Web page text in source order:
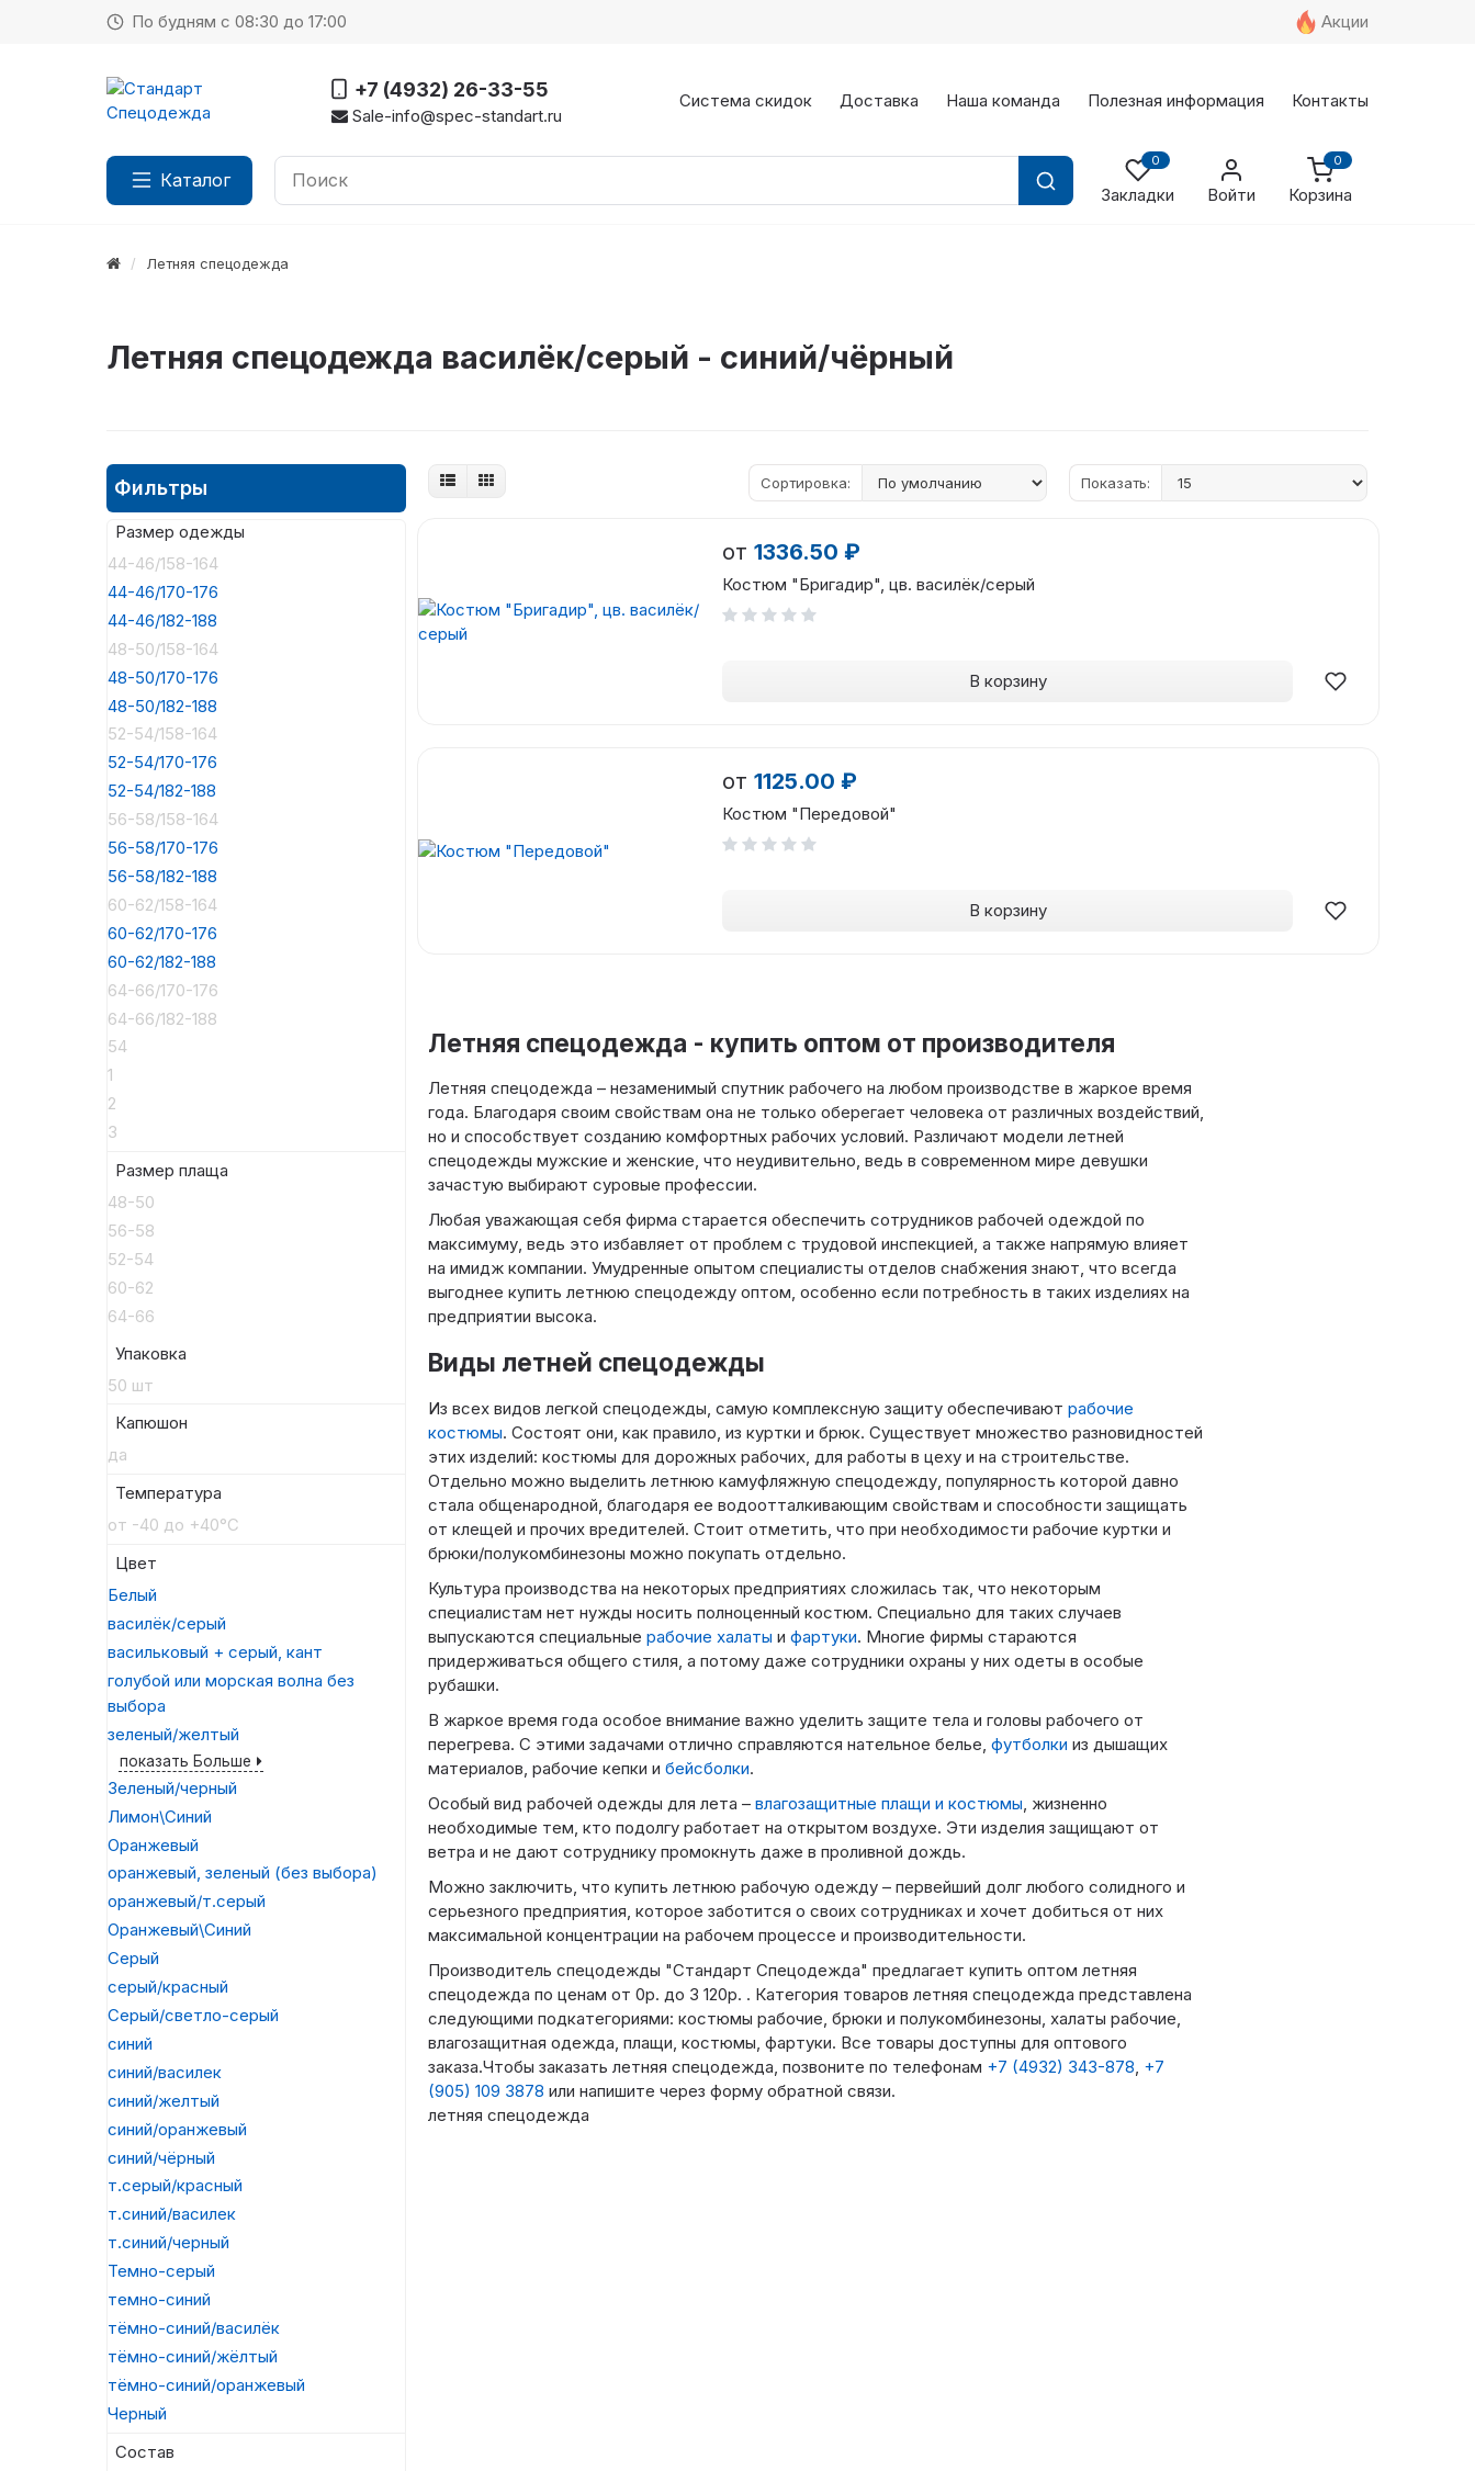
По будням с 08:30 до 17:00 Акции
+7 (4932) 26-33-55
Sale-info@spec-standart.ru
Система скидок Доставка Наша команда Полезная информация Контакты
Каталог
0
Закладки Войти
0
Корзина
Летняя спецодежда
Летняя спецодежда василёк/серый - синий/чёрный
Фильтры
Размер одежды
44-46/158-164
44-46/170-176
44-46/182-188
48-50/158-164
48-50/170-176
48-50/182-188
52-54/158-164
52-54/170-176
52-54/182-188
56-58/158-164
56-58/170-176
56-58/182-188
60-62/158-164
60-62/170-176
60-62/182-188
64-66/170-176
64-66/182-188
54
1
2
3
Размер плаща
48-50
56-58
52-54
60-62
64-66
Упаковка
50 шт
Капюшон
да
Температура
от -40 до +40°C
Цвет
Белый
василёк/серый
васильковый + серый, кант
голубой или морская волна без
выбора
зеленый/желтый
показать Больше
Зеленый/черный
Лимон\Синий
Оранжевый
оранжевый, зеленый (без выбора)
оранжевый/т.серый
Оранжевый\Синий
Серый
серый/красный
Серый/светло-серый
синий
синий/василек
синий/желтый
синий/оранжевый
синий/чёрный
т.серый/красный
т.синий/василек
т.синий/черный
Темно-серый
темно-синий
тёмно-синий/василёк
тёмно-синий/жёлтый
тёмно-синий/оранжевый
Черный
Состав
Сортировка: Показать:
от1336.50 ₽
Костюм "Бригадир", цв. василёк/серый
В корзину
от1125.00 ₽
Костюм "Передовой"
В корзину
Летняя спецодежда - купить оптом от производителя
Летняя спецодежда – незаменимый спутник рабочего на любом производстве в жаркое время
года. Благодаря своим свойствам она не только оберегает человека от различных воздействий,
но и способствует созданию комфортных рабочих условий. Различают модели летней
спецодежды мужские и женские, что неудивительно, ведь в современном мире девушки
зачастую выбирают суровые профессии.
Любая уважающая себя фирма старается обеспечить сотрудников рабочей одеждой по
максимуму, ведь это избавляет от проблем с трудовой инспекцией, а также напрямую влияет
на имидж компании. Умудренные опытом специалисты отделов снабжения знают, что всегда
выгоднее купить летнюю спецодежду оптом, особенно если потребность в таких изделиях на
предприятии высока.
Виды летней спецодежды
Из всех видов легкой спецодежды, самую комплексную защиту обеспечивают рабочие
костюмы. Состоят они, как правило, из куртки и брюк. Существует множество разновидностей
этих изделий: костюмы для дорожных рабочих, для работы в цеху и на строительстве.
Отдельно можно выделить летнюю камуфляжную спецодежду, популярность которой давно
стала общенародной, благодаря ее водоотталкивающим свойствам и способности защищать
от клещей и прочих вредителей. Стоит отметить, что при необходимости рабочие куртки и
брюки/полукомбинезоны можно покупать отдельно.
Культура производства на некоторых предприятиях сложилась так, что некоторым
специалистам нет нужды носить полноценный костюм. Специально для таких случаев
выпускаются специальные рабочие халаты и фартуки. Многие фирмы стараются
придерживаться общего стиля, а потому даже сотрудники охраны у них одеты в особые
рубашки.
В жаркое время года особое внимание важно уделить защите тела и головы рабочего от
перегрева. С этими задачами отлично справляются нательное белье, футболки из дышащих
материалов, рабочие кепки и бейсболки.
Особый вид рабочей одежды для лета – влагозащитные плащи и костюмы , жизненно
необходимые тем, кто подолгу работает на открытом воздухе. Эти изделия защищают от
ветра и не дают сотруднику промокнуть даже в проливной дождь.
Можно заключить, что купить летнюю рабочую одежду – первейший долг любого солидного и
серьезного предприятия, которое заботится о своих сотрудниках и хочет добиться от них
максимальной концентрации на рабочем процессе и производительности.
Производитель спецодежды "Стандарт Спецодежда" предлагает купить оптом летняя
спецодежда по ценам от 0р. до 3 120р. . Категория товаров летняя спецодежда представлена
следующими подкатегориями: костюмы рабочие, брюки и полукомбинезоны, халаты рабочие,
влагозащитная одежда, плащи, костюмы, фартуки. Все товары доступны для оптового
заказа.Чтобы заказать летняя спецодежда, позвоните по телефонам +7 (4932) 343-878 +7
(905) 109 3878 или напишите через форму обратной связи.
летняя спецодежда